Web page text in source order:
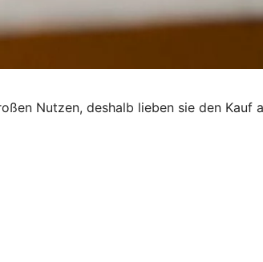
Nutzen, deshalb lieben sie den Kauf